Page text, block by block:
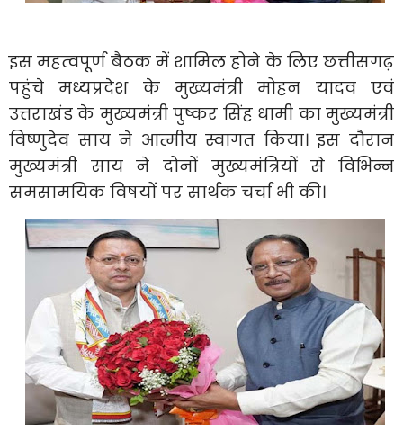
इस महत्वपूर्ण बैठक में शामिल होने के लिए छत्तीसगढ़
पहुंचे मध्यप्रदेश के मुख्यमंत्री मोहन यादव एवं
उत्तराखंड के मुख्यमंत्री पुष्कर सिंह धामी का मुख्यमंत्री
विष्णुदेव साय ने आत्मीय स्वागत किया। इस दौरान
मुख्यमंत्री साय ने दोनों मुख्यमंत्रियों से विभिन्न
समसामयिक विषयों पर सार्थक चर्चा भी की।